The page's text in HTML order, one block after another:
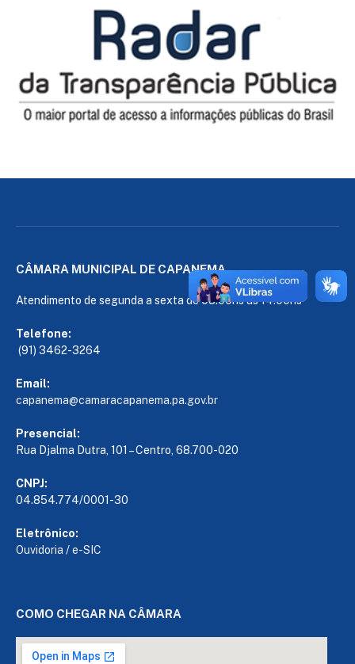
CÂMARA MUNICIPAL DE CAPANEMA
Atendimento de segunda a sexta de 08:00hs às 14:00hs
Telefone:
(91) 3462-3264
Email:
capanema@camaracapanema.pa.gov.br
Presencial:
Rua Djalma Dutra, 101 – Centro, 68.700-020
CNPJ:
04.854.774/0001-30
Eletrônico:
Ouvidoria /e-SIC
COMO CHEGAR NA CÂMARA